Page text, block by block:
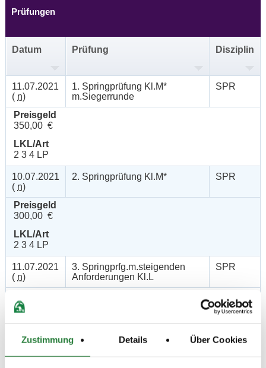
Zustimmung Details Über Cookies
Prüfungen
Datum Prüfung Disziplin
11.07.2021
( n)
1. Springprüfung Kl.M*
m.Siegerrunde
SPR
Preisgeld
350,00 €
LKL/Art
2 3 4 LP
10.07.2021
( n)
2. Springprüfung Kl.M* SPR
Preisgeld
300,00 €
LKL/Art
2 3 4 LP
11.07.2021
( n)
3. Springprfg.m.steigenden
Anforderungen Kl.L
SPR
200,00 €
LKL/Art
2 3 4 5 LP
11.07.2021
4. Springprüfung Kl.L SPR